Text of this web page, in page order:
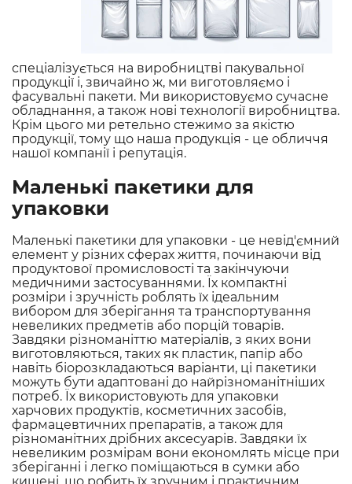
спеціалізується на виробництві пакувальної
продукції і, звичайно ж, ми виготовляємо і
фасувальні пакети. Ми використовуємо сучасне
обладнання, а також нові технології виробництва.
Крім цього ми ретельно стежимо за якістю
продукції, тому що наша продукція - це обличчя
нашої компанії і репутація.
Маленькі пакетики для
упаковки
Маленькі пакетики для упаковки - це невід'ємний
елемент у різних сферах життя, починаючи від
продуктової промисловості та закінчуючи
медичними застосуваннями. Їх компактні
розміри і зручність роблять їх ідеальним
вибором для зберігання та транспортування
невеликих предметів або порцій товарів.
Завдяки різноманіттю матеріалів, з яких вони
виготовляються, таких як пластик, папір або
навіть біорозкладаються варіанти, ці пакетики
можуть бути адаптовані до найрізноманітніших
потреб. Їх використовують для упаковки
харчових продуктів, косметичних засобів,
фармацевтичних препаратів, а також для
різноманітних дрібних аксесуарів. Завдяки їх
невеликим розмірам вони економлять місце при
зберіганні і легко поміщаються в сумки або